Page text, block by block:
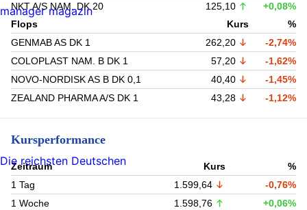
NKT A/S NAM. DK 20
125,10
+0,08%
Flops
Kurs
%
GENMAB AS DK 1
262,20
-2,74%
COLOPLAST NAM. B DK 1
57,20
-1,62%
NOVO-NORDISK AS B DK 0,1
40,40
-1,45%
ZEALAND PHARMA A/S DK 1
43,28 -1,12%
Kursperformance
Zeitraum Kurs
%
1 Tag
1.599,64
-0,76%
1 Woche
1.598,76
+0,06%
manager magazin
Die reichsten Deutschen